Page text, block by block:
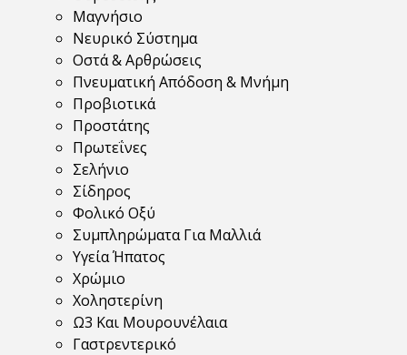
Μαγνήσιο
Νευρικό Σύστημα
Οστά & Αρθρώσεις
Πνευματική Απόδοση & Μνήμη
Προβιοτικά
Προστάτης
Πρωτεΐνες
Σελήνιο
Σίδηρος
Φολικό Οξύ
Συμπληρώματα Για Μαλλιά
Υγεία Ήπατος
Χρώμιο
Χοληστερίνη
Ω3 Και Μουρουνέλαια
Γαστρεντερικό